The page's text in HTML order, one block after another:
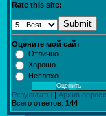
Rate this site:
Submit
Оцените мой сайт
Отлично
Хорошо
Неплохо
Результаты
Архив
Всего ответов: 144